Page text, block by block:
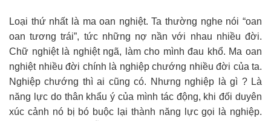
Loại thứ nhất là ma oan nghiệt. Ta thường nghe nói “oan
oan tương trái”, tức những nợ nần với nhau nhiều đời.
Chữ nghiệt là nghiệt ngã, làm cho mình đau khổ. Ma oan
nghiệt nhiều đời chính là nghiệp chướng nhiều đời của ta.
Nghiệp chướng thì ai cũng có. Nhưng nghiệp là gì ? Là
năng lực do thân khẩu ý của mình tác động, khi đối duyên
xúc cảnh nó bị bó buộc lại thành năng lực gọi là nghiệp.